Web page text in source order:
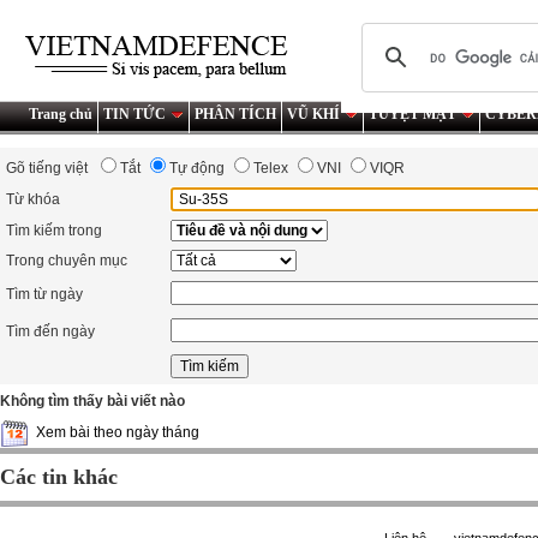
Trang chủ TIN TỨC PHÂN TÍCH VŨ KHÍ TUYỆT MẬT
Gõ tiếng việt Tắt Tự động Telex VNI
VIQR
Từ khóa
Tìm kiếm trong
Trong chuyên mục
Tìm từ ngày
Tìm đến ngày
Không tìm thấy bài viết nào
Xem bài theo ngày tháng
Các tin khác